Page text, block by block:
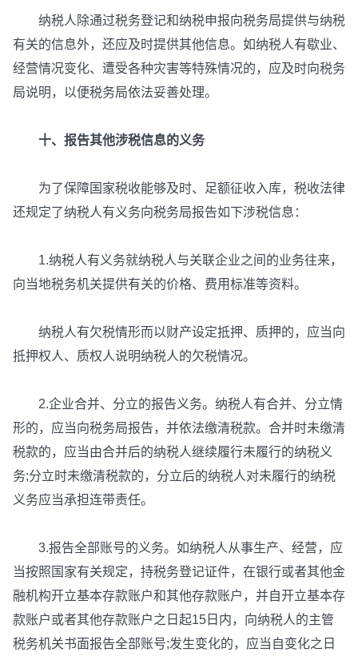
纳税人除通过税务登记和纳税申报向税务局提供与纳税
有关的信息外，还应及时提供其他信息。如纳税人有歇业、
经营情况变化、遭受各种灾害等特殊情况的，应及时向税务
局说明，以便税务局依法妥善处理。
十、报告其他涉税信息的义务
为了保障国家税收能够及时、足额征收入库，税收法律
还规定了纳税人有义务向税务局报告如下涉税信息：
1.纳税人有义务就纳税人与关联企业之间的业务往来，
向当地税务机关提供有关的价格、费用标准等资料。
纳税人有欠税情形而以财产设定抵押、质押的，应当向
抵押权人、质权人说明纳税人的欠税情况。
2.企业合并、分立的报告义务。纳税人有合并、分立情
形的，应当向税务局报告，并依法缴清税款。合并时未缴清
税款的，应当由合并后的纳税人继续履行未履行的纳税义
务;分立时未缴清税款的，分立后的纳税人对未履行的纳税
义务应当承担连带责任。
3.报告全部账号的义务。如纳税人从事生产、经营，应
当按照国家有关规定，持税务登记证件，在银行或者其他金
融机构开立基本存款账户和其他存款账户，并自开立基本存
款账户或者其他存款账户之日起15日内，向纳税人的主管
税务机关书面报告全部账号;发生变化的，应当自变化之日